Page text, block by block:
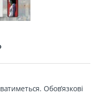
Обов’язкові